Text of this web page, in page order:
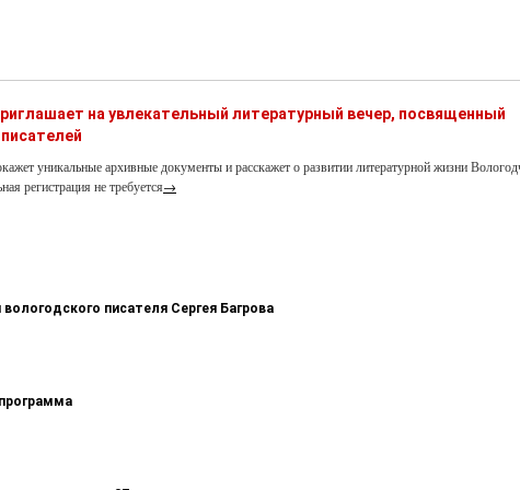
на увлекательный литературный вечер, посвященный
уникальные архивные документы и расскажет о развитии литературной жизни
регистрация не требуется→
писателя Сергея Багрова